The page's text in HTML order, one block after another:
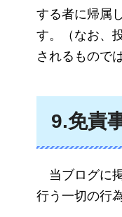
する者に帰属
す。（なお、
されるもので
9.免責
当ブログに
行う一切の行